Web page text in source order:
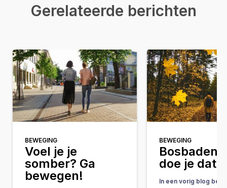
Gerelateerde berichten
BEWEGING
Voel je je
somber? Ga
bewegen!
BEWEGING
Bosbaden,
doe je dat?
In een vorig blog